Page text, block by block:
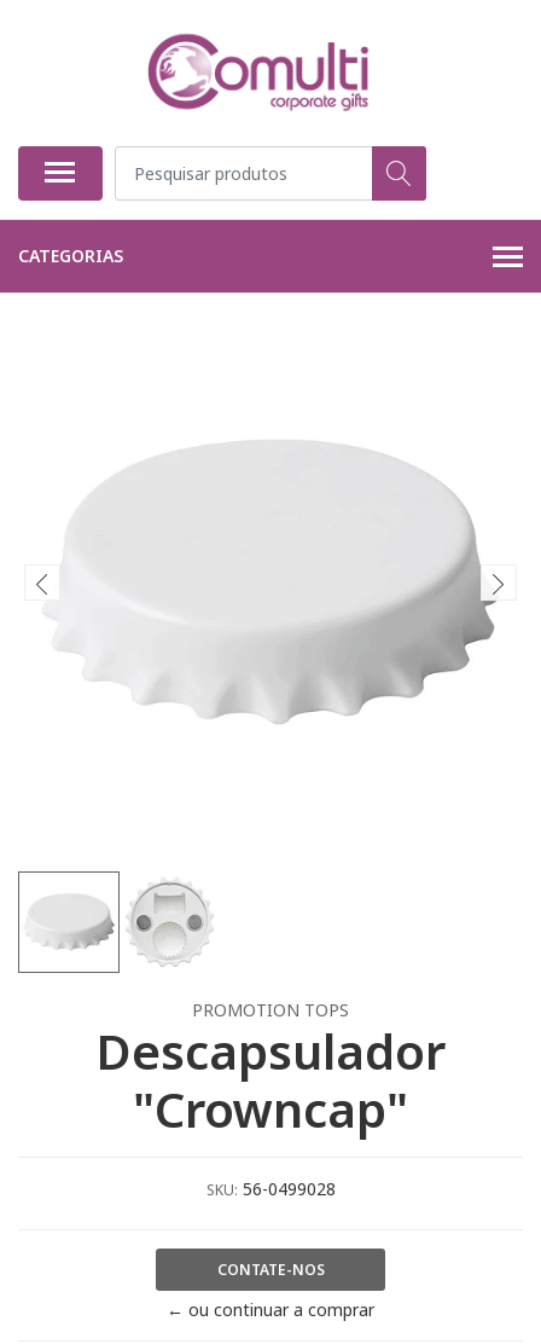
CATEGORIAS
PROMOTION TOPS
Descapsulador
"Crowncap"
SKU: 56-0499028
CONTATE-NOS
← ou continuar a comprar